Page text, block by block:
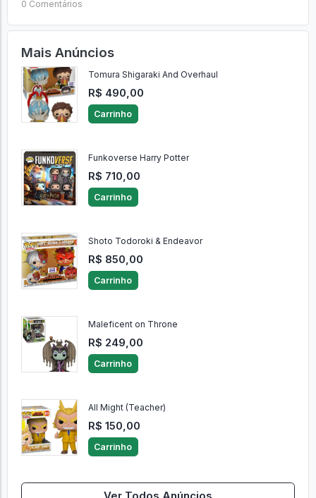
Ver Comentários
Mais Anúncios
Tomura Shigaraki And Overhaul
R$ 490,00
Funkoverse Harry Potter
R$ 710,00
Shoto Todoroki & Endeavor
R$ 850,00
Maleficent on Throne
R$ 249,00
All Might (Teacher)
R$ 150,00